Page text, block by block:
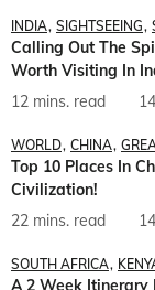
INDIA SIGHTSEEING
Calling Out The
Worth Visiting In
12 mins. read
WORLD CHINA
Top 10 Places In
Civilization!
22 mins. read
SOUTH AFRICA
A 2 Week Itinerary